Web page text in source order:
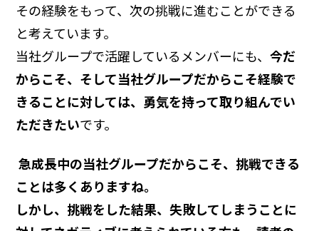
その経験をもって、次の挑戦に進むことができる
と考えています。
当社グループで活躍しているメンバーにも、今だ
からこそ、そして当社グループだからこそ経験で
きることに対しては、勇気を持って取り組んでい
ただきたいです。
―― 急成長中の当社グループだからこそ、挑戦できる
ことは多くありますね。
しかし、挑戦をした結果、失敗してしまうことに